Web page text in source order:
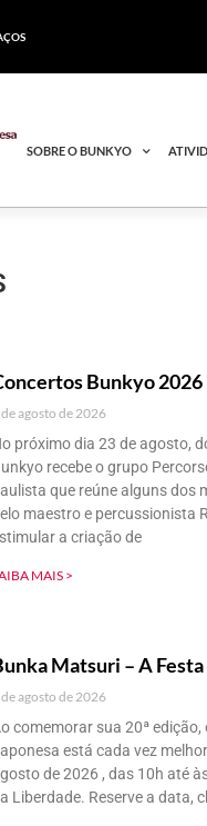
SOBRE O BUNKYO
Bunkyo 2026
agosto de 2026
próximo dia 23 de agosto,
recebe o grupo
que reúne alguns dos
maestro e percussionista
a criação de
MAIS >
Matsuri – A
agosto de 2026
comemorar sua 20ª
está cada vez
de 2026 , das 10h até
Liberdade. Reserve a data,